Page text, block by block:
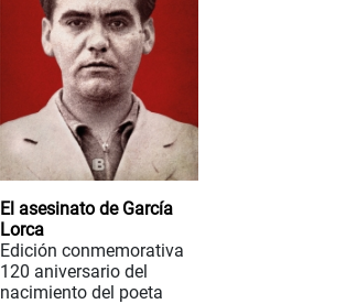
El asesinato de García
Lorca
Edición conmemorativa
120 aniversario del
nacimiento del poeta